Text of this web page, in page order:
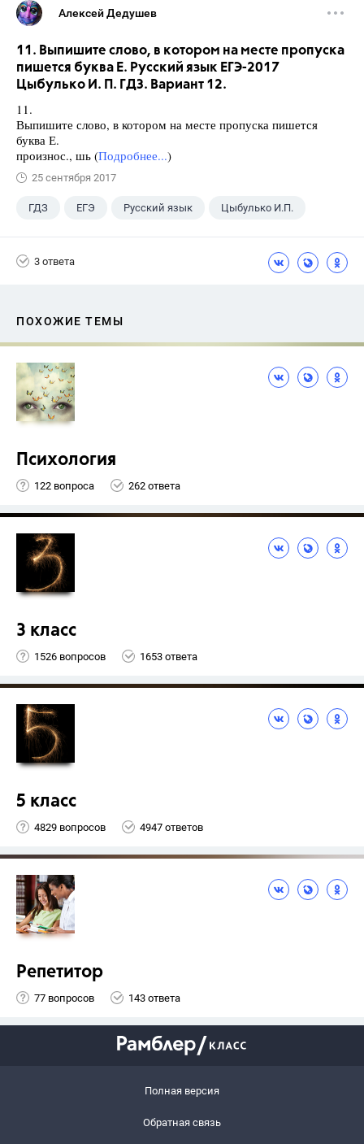
Алексей Дедушев
11. Выпишите слово, в котором на месте пропуска
пишется буква Е. Русский язык ЕГЭ-2017
Цыбулько И. П. ГДЗ. Вариант 12.
11.
Выпишите слово, в котором на месте пропуска пишется
буква Е.
произнос., шь (Подробнее...)
25 сентября 2017
ГДЗ ЕГЭ Русский язык Цыбулько И.П.
3 ответа
ПОХОЖИЕ ТЕМЫ
Психология
122 вопроса 262 ответа
3 класс
1526 вопросов 1653 ответа
5 класс
4829 вопросов 4947 ответов
Репетитор
77 вопросов 143 ответа
Полная версия
Обратная связь